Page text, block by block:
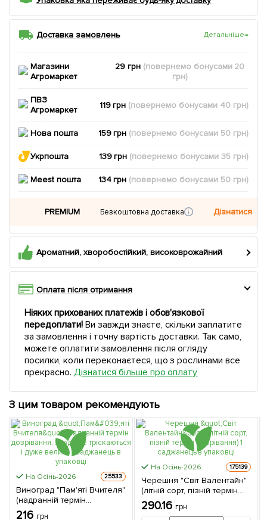
Доставка замовлень Детальніше→
Магазини
Агромаркет
29 грн (повернемобонусами 20
грн)
ПВЗ
Агромаркет
119 грн (повернемо бонусами 40 грн)
Нова пошта 159 грн (повернемо бонусами 50 грн)
Укрпошта 139 грн (повернемо бонусами35 грн)
Meest пошта 134 грн (повернемо бонусами 50 грн)
PREMIUM Безкоштовна доставка Дізнатися
Ароматний, хворобостійкий, високоврожайний
Оплата після отримання
Ніяких прихованих платежів і обов'язкової
передоплати!Ви завжди знаєте, скільки заплатите
за замовлення і точну вартість доставки. Так само,
можете оплатити замовлення після огляду
посилки, коли переконаєтеся, що з рослинами все
прекрасно. Дізнатися більше про оплату
З цим товаром рекомендують
На Осінь-2026 25533
Виноград "Пам'яті Вчителя"
(надранній термін
дозрівання, ягоди не
216 грн
На Осінь-2026 175139
Черешня "Світ Валентайн"
(літній сорт, пізній термін
дозрівання) 1 саджанець в
упаковці
290.16 грн